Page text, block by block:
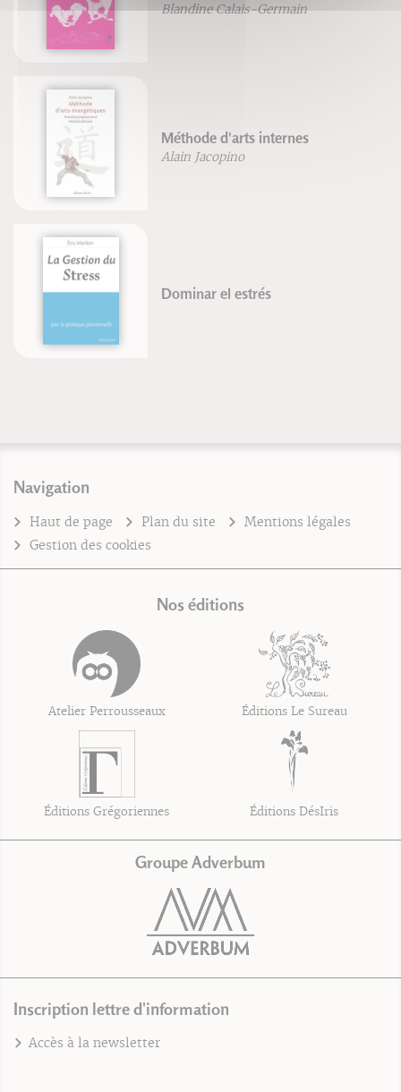
Blandine Calais-Germain
Méthode d'arts internes
Alain Jacopino
Dominar el estrés
Navigation
Haut de page Plan du site
Mentions légales
Gestion des cookies
Nos éditions
Atelier Perrousseaux Éditions Le Sureau
Éditions Grégoriennes Éditions DésIris
Groupe Adverbum
Inscription lettre d'information
Accès à la newsletter